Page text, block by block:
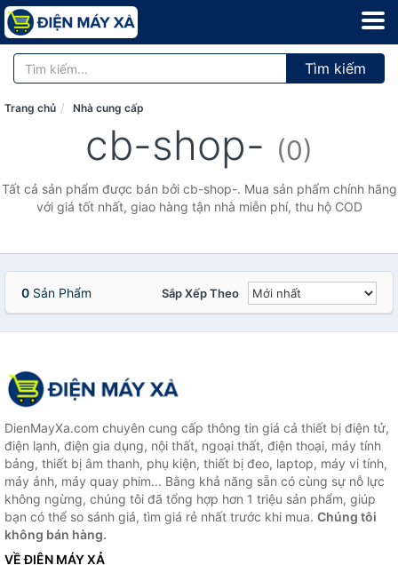
Tìm kiếm
Trang chủ Nhà cung cấp
cb-shop- (0)
Tất cả sản phẩm được bán bởi cb-shop-. Mua sản phẩm chính hãng
với giá tốt nhất, giao hàng tận nhà miễn phí, thu hộ COD
0 Sản Phẩm Sắp Xếp Theo
DienMayXa.com chuyên cung cấp thông tin giá cả thiết bị điện tử,
điện lạnh, điện gia dụng, nội thất, ngoại thất, điện thoại, máy tính
bảng, thiết bị âm thanh, phụ kiện, thiết bị đeo, laptop, máy vi tính,
máy ảnh, máy quay phim... Bằng khả năng sẵn có cùng sự nỗ lực
không ngừng, chúng tôi đã tổng hợp hơn 1 triệu sản phẩm, giúp
bạn có thể so sánh giá, tìm giá rẻ nhất trước khi mua. Chúng tôi
không bán hàng.
VỀ ĐIỆN MÁY XẢ